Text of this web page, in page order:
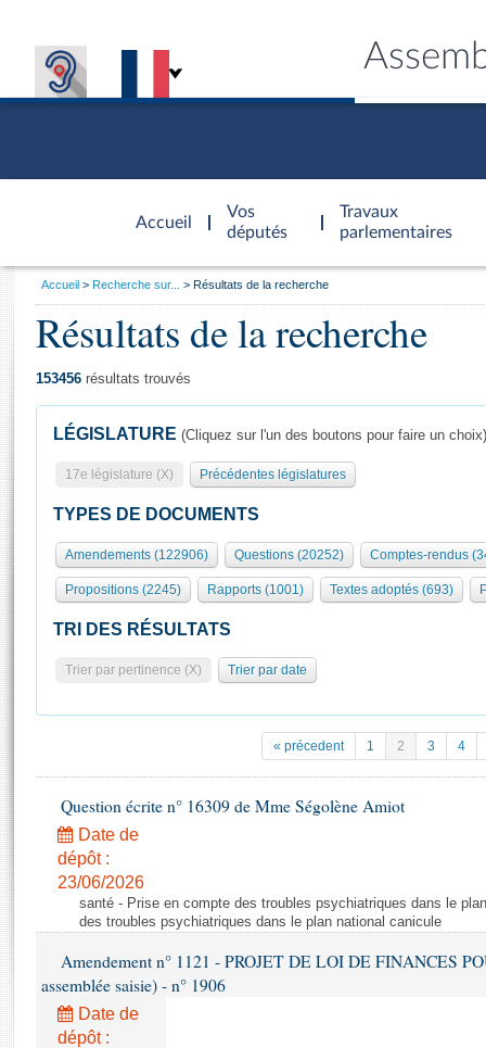
Accueil
d'accueil
Vos
députés
Travaux
parlementaires
Présidence
577 députés
Groupes politiques
Séance publique
Commissions et autres organes
Europe et International
Pétitions
Projets de loi
Propositions de loi
Amendements
Textes adoptés
Rapports législatifs
Rapports sur l'application des lois
Général
Rôle et pouvoirs de l'Assemblée
Organisation de l'Assemblée
Présidence Conférence des Présidents Bureau Collège des
Statistiques et chiffres clés
( Constitution | Règlement de l'Assemblée ... )
Histoire
Juniors
Anciennes législatures
Visiter l'Assemblée
Visite virtuelle du palais Bourbon
Assister à une séance
Contacts et plan d'accès
Photos libres de droit
Vous
Accueil Recherche sur... Résultats de la recherche
Résultats de la recherche
153456 résultats trouvés
LÉGISLATURE (Cliquez sur l'un des boutons pour faire un choix)
17e législature (X) Précédentes législatures
TYPES DE DOCUMENTS
Amendements (122906) Questions (20252) Comptes-rendus
Propositions (2245) Rapports (1001) Textes adoptés (693)
TRI DES RÉSULTATS
Trier par pertinence (X) Trier par date
« précedent 1 2 3 4
Question écrite n° 16309 de Mme Ségolène Amiot
Date de
dépôt :
23/06/2026
santé - Prise en compte des troubles psychiatriques dans le
des troubles psychiatriques dans le plan national canicule
Amendement n° 1121 - PROJET DE LOI DE FINANCES
assemblée saisie) - n° 1906
Date de
dépôt :